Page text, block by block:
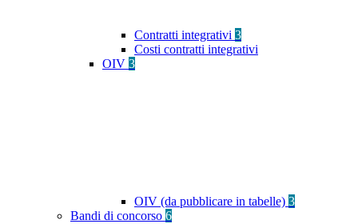
Contratti integrativi 3
Costi contratti integrativi
OIV 3
OIV (da pubblicare in tabelle) 3
Bandi di concorso 6